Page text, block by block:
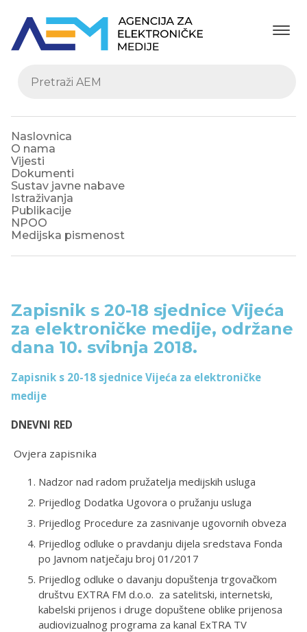
Naslovnica
O nama
Vijesti
Dokumenti
Sustav javne nabave
Istraživanja
Publikacije
NPOO
Medijska pismenost
Zapisnik s 20-18 sjednice Vijeća
za elektroničke medije, održane
dana 10. svibnja 2018.
Zapisnik s 20-18 sjednice Vijeća za elektroničke
medije
DNEVNI RED
Ovjera zapisnika
Nadzor nad radom pružatelja medijskih usluga
Prijedlog Dodatka Ugovora o pružanju usluga
Prijedlog Procedure za zasnivanje ugovornih obveza
Prijedlog odluke o pravdanju dijela sredstava Fonda
po Javnom natječaju broj 01/2017
Prijedlog odluke o davanju dopuštenja trgovačkom
društvu EXTRA FM d.o.o. za satelitski, internetski,
kabelski prijenos i druge dopuštene oblike prijenosa
audiovizualnog programa za kanal ExTRA TV